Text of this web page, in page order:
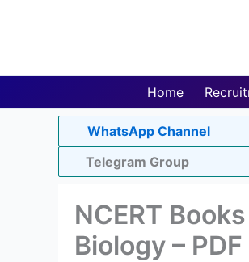
Home
WhatsApp Channel
Telegram Group
NCERT
Biology –